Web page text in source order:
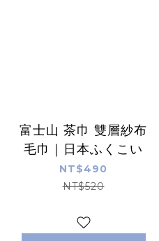
富士山 茶巾 雙層紗布
毛巾｜日本ふくこい
NT$490
NT$520